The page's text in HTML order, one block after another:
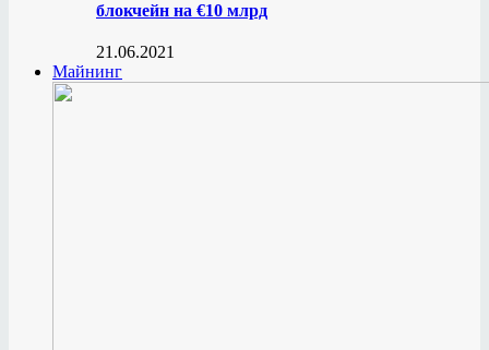
блокчейн на €10 млрд
21.06.2021
Майнинг